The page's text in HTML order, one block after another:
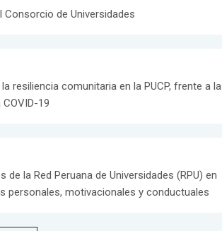
Consorcio de Universidades
resiliencia comunitaria en la PUCP, frente a la
19
de la Red Peruana de Universidades (RPU) en
personales, motivacionales y conductuales